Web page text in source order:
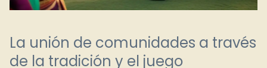
La unión de comunidades a través
de la tradición y el juego